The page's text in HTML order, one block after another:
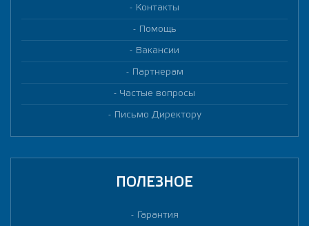
Контакты
Помощь
Вакансии
Партнерам
Частые вопросы
Письмо Директору
ПОЛЕЗНОЕ
Гарантия